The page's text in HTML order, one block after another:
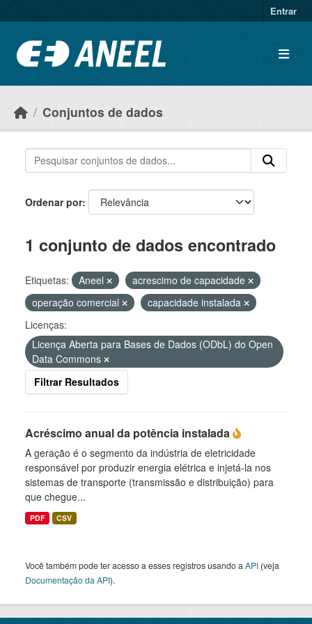
Entrar
Conjuntos de dados
Ordenar por
1 conjunto de dados encontrado
Etiquetas: Aneel
acrescimo de capacidade
operação comercial
capacidade instalada
Licenças:
Licença Aberta para Bases de Dados (ODbL) do Open
Data Commons
Filtrar Resultados
Acréscimo anual da potência instalada
A geração é o segmento da indústria de eletricidade
responsável por produzir energia elétrica e injetá-la nos
sistemas de transporte (transmissão e distribuição) para
que chegue...
PDF CSV
Você também pode ter acesso a esses registros usando a API (veja
Documentação da API).